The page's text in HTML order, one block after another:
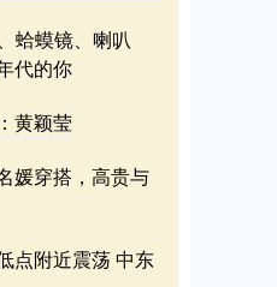
蛤蟆镜、喇叭
代的你
黄颖莹
媛穿搭，高贵与
点附近震荡 中东